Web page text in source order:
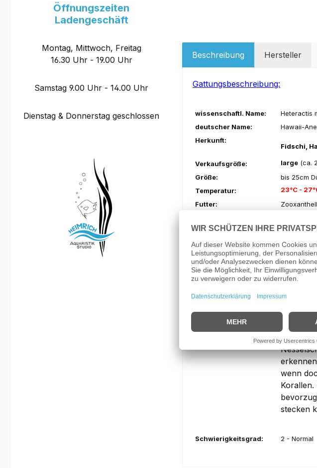
Öffnungszeiten
Ladengeschäft
Montag, Mittwoch, Freitag
16.30 Uhr - 19.00 Uhr
Samstag 9.00 Uhr - 14.00 Uhr
Dienstag & Donnerstag geschlossen
Beschreibung Hersteller
Gattungsbeschreibung:
wissenschaftl. Name:
Heteractis
deutscher Name:
Hawaii-
Herkunft:
Fidschi,
Verkaufsgröße: large(ca.
Größe:
bis 25cm
Temperatur:
23°C -
Futter:
Haltung:
Hier gilt
verletzt
relativ
wenn
Korallen.
stecken
Schwierigkeitsgrad: 2 - Normal